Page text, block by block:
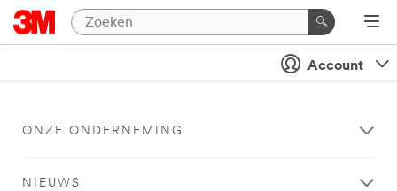
Account
ONZE ONDERNEMING
NIEUWS